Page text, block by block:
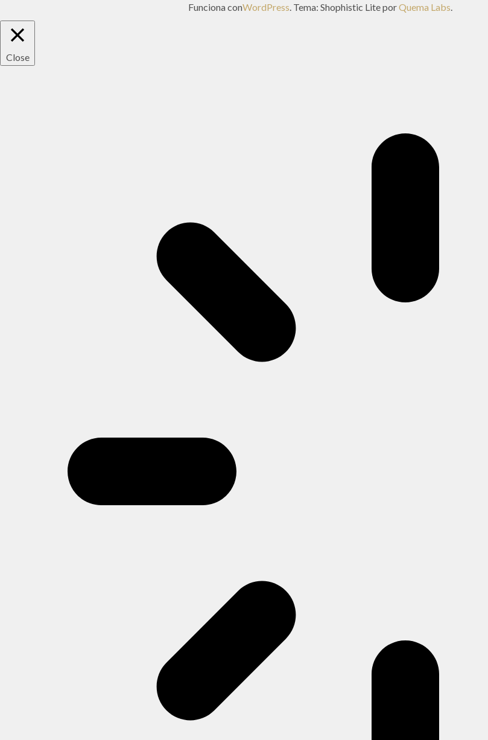
Funciona conWordPress. Tema: Shophistic Lite porQuema Labs.
Close